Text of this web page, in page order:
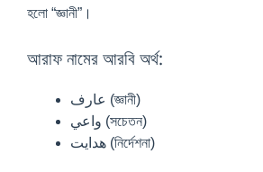
হলো “জ্ঞানী”।
আরাফ নামের আরবি অর্থ:
عارف (জ্ঞানী)
واعي (সচেতন)
هدایت (নির্দেশনা)